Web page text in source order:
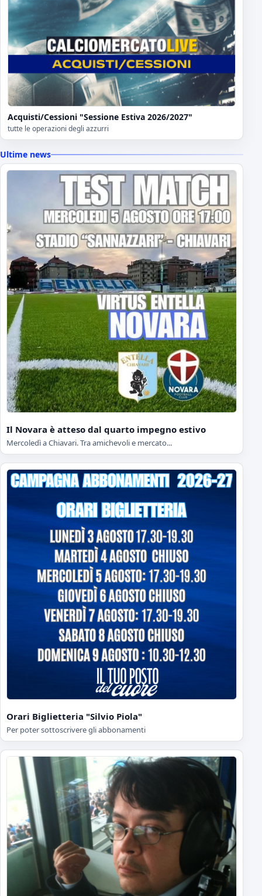
Acquisti/Cessioni "Sessione Estiva 2026/2027"
tutte le operazioni degli azzurri
Ultime news
Il Novara è atteso dal quarto impegno estivo
Mercoledì a Chiavari. Tra amichevoli e mercato...
Orari Biglietteria "Silvio Piola"
Per poter sottoscrivere gli abbonamenti